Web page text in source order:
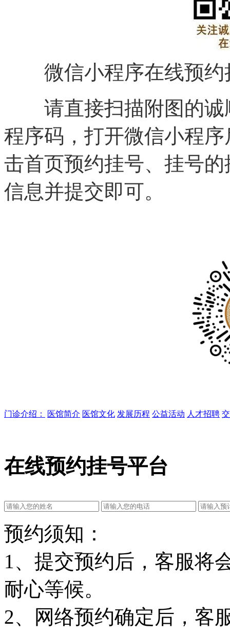
微信小程序在线预约
请直接扫描附图的诚
程序码，打开微信小程
击首页预约挂号、挂号
信息并提交即可。
门诊介绍： 医馆简介 医馆文化 发展历程 公益活动 人才招聘
在线预约挂号平台
预约须知：
1、提交预约后，客服将
耐心等候。
2、网络预约确定后，客